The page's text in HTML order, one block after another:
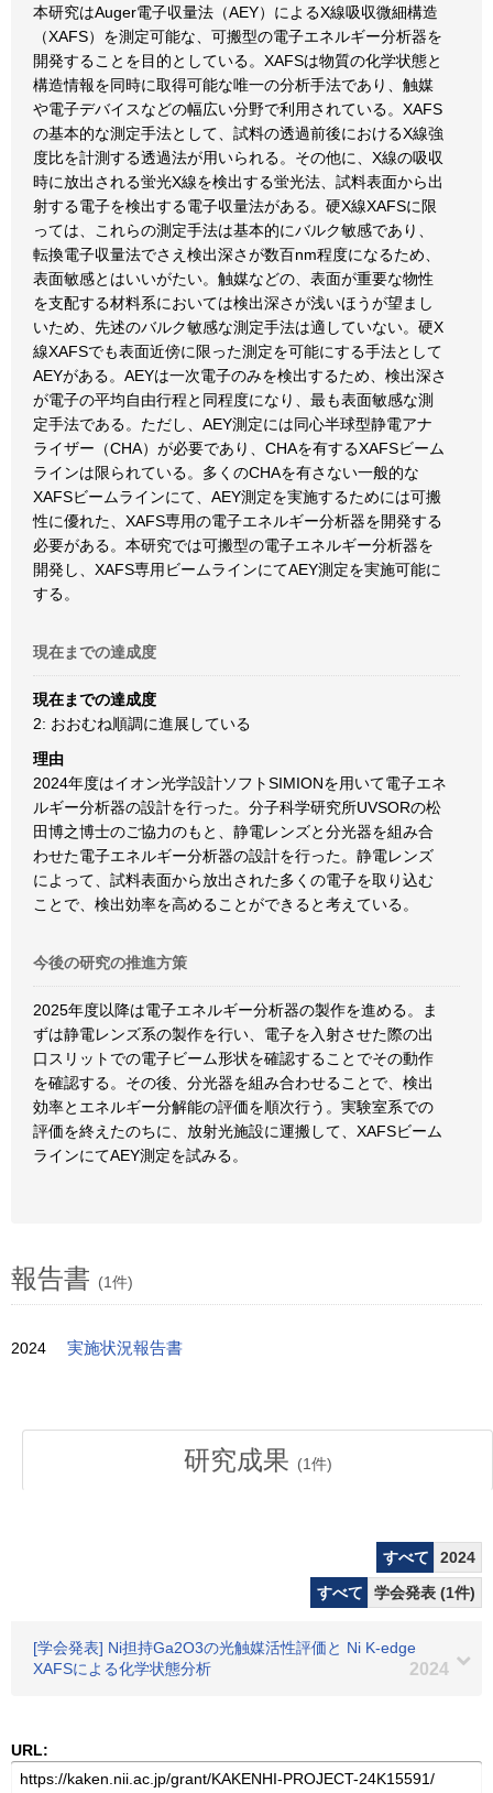
本研究はAuger電子収量法（AEY）によるX線吸収微細構造
（XAFS）を測定可能な、可搬型の電子エネルギー分析器を
開発することを目的としている。XAFSは物質の化学状態と
構造情報を同時に取得可能な唯一の分析手法であり、触媒
や電子デバイスなどの幅広い分野で利用されている。XAFS
の基本的な測定手法として、試料の透過前後におけるX線強
度比を計測する透過法が用いられる。その他に、X線の吸収
時に放出される蛍光X線を検出する蛍光法、試料表面から出
射する電子を検出する電子収量法がある。硬X線XAFSに限
っては、これらの測定手法は基本的にバルク敏感であり、
転換電子収量法でさえ検出深さが数百nm程度になるため、
表面敏感とはいいがたい。触媒などの、表面が重要な物性
を支配する材料系においては検出深さが浅いほうが望まし
いため、先述のバルク敏感な測定手法は適していない。硬X
線XAFSでも表面近傍に限った測定を可能にする手法として
AEYがある。AEYは一次電子のみを検出するため、検出深さ
が電子の平均自由行程と同程度になり、最も表面敏感な測
定手法である。ただし、AEY測定には同心半球型静電アナ
ライザー（CHA）が必要であり、CHAを有するXAFSビーム
ラインは限られている。多くのCHAを有さない一般的な
XAFSビームラインにて、AEY測定を実施するためには可搬
性に優れた、XAFS専用の電子エネルギー分析器を開発する
必要がある。本研究では可搬型の電子エネルギー分析器を
開発し、XAFS専用ビームラインにてAEY測定を実施可能に
する。
現在までの達成度
現在までの達成度
2: おおむね順調に進展している
理由
2024年度はイオン光学設計ソフトSIMIONを用いて電子エネ
ルギー分析器の設計を行った。分子科学研究所UVSORの松
田博之博士のご協力のもと、静電レンズと分光器を組み合
わせた電子エネルギー分析器の設計を行った。静電レンズ
によって、試料表面から放出された多くの電子を取り込む
ことで、検出効率を高めることができると考えている。
今後の研究の推進方策
2025年度以降は電子エネルギー分析器の製作を進める。ま
ずは静電レンズ系の製作を行い、電子を入射させた際の出
口スリットでの電子ビーム形状を確認することでその動作
を確認する。その後、分光器を組み合わせることで、検出
効率とエネルギー分解能の評価を順次行う。実験室系での
評価を終えたのちに、放射光施設に運搬して、XAFSビーム
ラインにてAEY測定を試みる。
報告書 (1件)
2024 実施状況報告書
研究成果 (1件)
すべて
2024
すべて
学会発表 (1件)
[学会発表] Ni担持Ga2O3の光触媒活性評価と Ni K-edge
XAFSによる化学状態分析
2024
URL: